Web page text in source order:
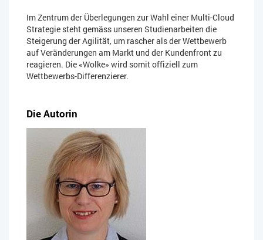
Im Zentrum der Überlegungen zur Wahl einer Multi-Cloud
Strategie steht gemäss unseren Studienarbeiten die
Steigerung der Agilität, um rascher als der Wettbewerb
auf Veränderungen am Markt und der Kundenfront zu
reagieren. Die «Wolke» wird somit offiziell zum
Wettbewerbs-Differenzierer.
Die Autorin